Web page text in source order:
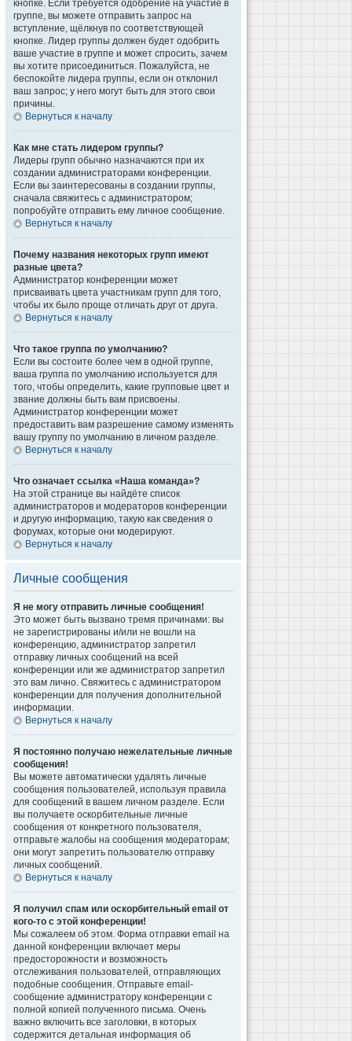
кнопке. Если требуется одобрение на участие в
группе, вы можете отправить запрос на
вступление, щёлкнув по соответствующей
кнопке. Лидер группы должен будет одобрить
ваше участие в группе и может спросить, зачем
вы хотите присоединиться. Пожалуйста, не
беспокойте лидера группы, если он отклонил
ваш запрос; у него могут быть для этого свои
причины.
Вернуться к началу
Как мне стать лидером группы?
Лидеры групп обычно назначаются при их
создании администраторами конференции.
Если вы заинтересованы в создании группы,
сначала свяжитесь с администратором;
попробуйте отправить ему личное сообщение.
Вернуться к началу
Почему названия некоторых групп имеют
разные цвета?
Администратор конференции может
присваивать цвета участникам групп для того,
чтобы их было проще отличать друг от друга.
Вернуться к началу
Что такое группа по умолчанию?
Если вы состоите более чем в одной группе,
ваша группа по умолчанию используется для
того, чтобы определить, какие групповые цвет и
звание должны быть вам присвоены.
Администратор конференции может
предоставить вам разрешение самому изменять
вашу группу по умолчанию в личном разделе.
Вернуться к началу
Что означает ссылка «Наша команда»?
На этой странице вы найдёте список
администраторов и модераторов конференции
и другую информацию, такую как сведения о
форумах, которые они модерируют.
Вернуться к началу
Личные сообщения
Я не могу отправить личные сообщения!
Это может быть вызвано тремя причинами: вы
не зарегистрированы и/или не вошли на
конференцию, администратор запретил
отправку личных сообщений на всей
конференции или же администратор запретил
это вам лично. Свяжитесь с администратором
конференции для получения дополнительной
информации.
Вернуться к началу
Я постоянно получаю нежелательные личные
сообщения!
Вы можете автоматически удалять личные
сообщения пользователей, используя правила
для сообщений в вашем личном разделе. Если
вы получаете оскорбительные личные
сообщения от конкретного пользователя,
отправьте жалобы на сообщения модераторам;
они могут запретить пользователю отправку
личных сообщений.
Вернуться к началу
Я получил спам или оскорбительный email от
кого-то с этой конференции!
Мы сожалеем об этом. Форма отправки email на
данной конференции включает меры
предосторожности и возможность
отслеживания пользователей, отправляющих
подобные сообщения. Отправьте email-
сообщение администратору конференции с
полной копией полученного письма. Очень
важно включить все заголовки, в которых
содержится детальная информация об